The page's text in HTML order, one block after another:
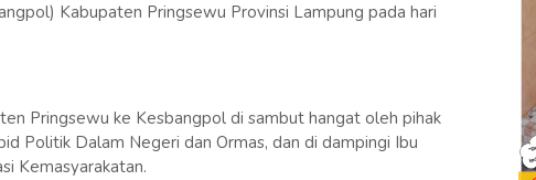
Kabupaten Pringsewu Provinsi Lampung pada hari
Pringsewu ke Kesbangpol di sambut hangat oleh pihak
Politik Dalam Negeri dan Ormas, dan di dampingi Ibu
Kemasyarakatan.